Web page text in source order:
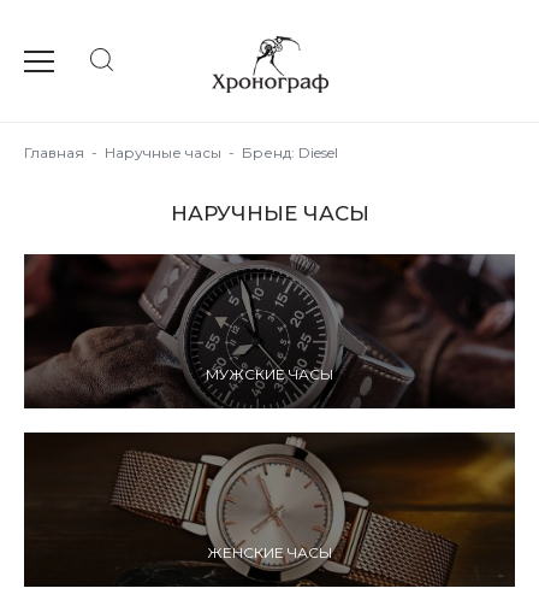
Главная - Наручные часы - Бренд: Diesel
НАРУЧНЫЕ ЧАСЫ
МУЖСКИЕ ЧАСЫ
ЖЕНСКИЕ ЧАСЫ